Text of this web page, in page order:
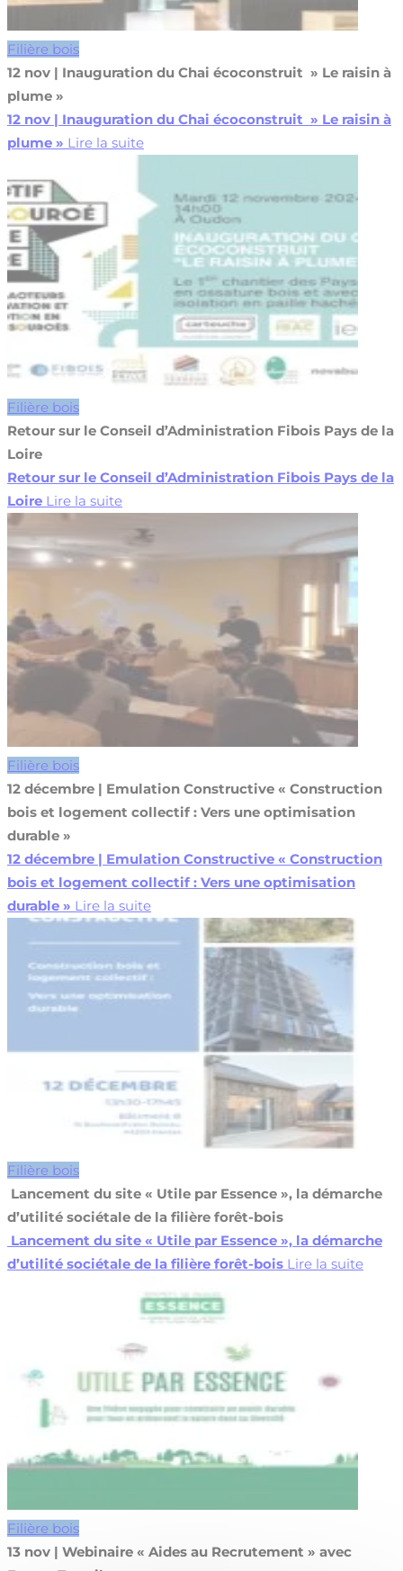
Filière bois
12 nov | Inauguration du Chai écoconstruit » Le raisin à
plume »
12 nov | Inauguration du Chai écoconstruit » Le raisin à
plume » Lire la suite
Filière bois
Retour sur le Conseil d’Administration Fibois Pays de la
Loire
Retour sur le Conseil d’Administration Fibois Pays de la
Loire Lire la suite
Filière bois
12 décembre | Emulation Constructive « Construction
bois et logement collectif : Vers une optimisation
durable »
12 décembre | Emulation Constructive « Construction
bois et logement collectif : Vers une optimisation
durable » Lire la suite
Filière bois
Lancement du site « Utile par Essence », la démarche
d’utilité sociétale de la filière forêt-bois
Lancement du site « Utile par Essence », la démarche
d’utilité sociétale de la filière forêt-bois Lire la suite
Filière bois
13 nov | Webinaire « Aides au Recrutement » avec